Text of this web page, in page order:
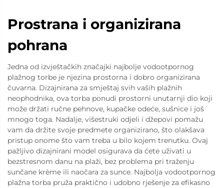
Prostrana i organizirana
pohrana
Jedna od izvještačkih značajki najbolje vodootpornog
plažnog torbe je njezina prostorna i dobro organizirana
čuvarna. Dizajnirana za smještaj svih vaših plažnih
neophodnika, ova torba ponudi prostorni unutarnji dio koji
može držati ručne pehnove, kupačke odeće, sušnice i još
mnogo toga. Nadalje, višestruki odjeli i džepovi pomažu
vam da držite svoje predmete organizirano, što olakšava
pristup onome što vam treba u bilo kojem trenutku. Ovaj
pažljivo dizajnirani model osigurava da ćete uživati u
bezstresnom danu na plaži, bez problema pri traženju
sunčane krème ili naočara za sunce. Najbolja vodootpornog
plažna torba pruža praktično i udobno rješenje za efikasno